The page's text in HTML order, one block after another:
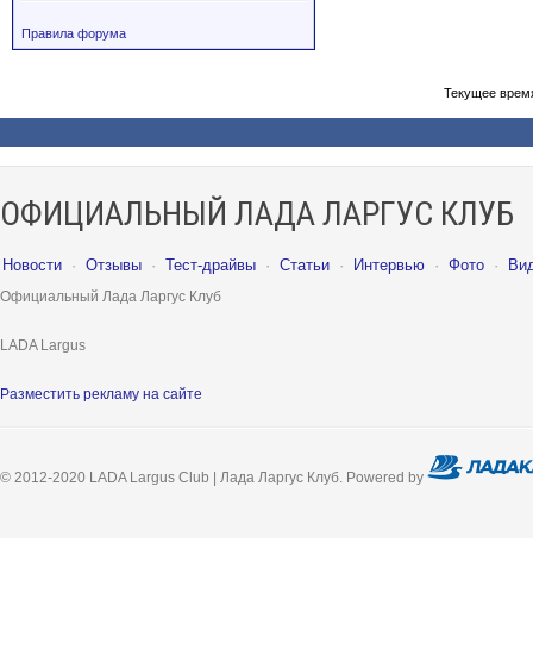
Правила форума
Текущее
ОФИЦИАЛЬНЫЙ ЛАДА ЛАРГУС КЛУБ
Новости · Отзывы · Тест-драйвы · Статьи · Интервью · Фото ·
Официальный Лада Ларгус Клуб
LADA Largus
Разместить рекламу на сайте
© 2012-2020 LADA Largus Club | Лада Ларгус Клуб. Powered by